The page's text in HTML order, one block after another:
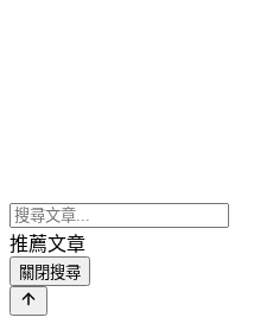
推薦文章
關閉搜尋